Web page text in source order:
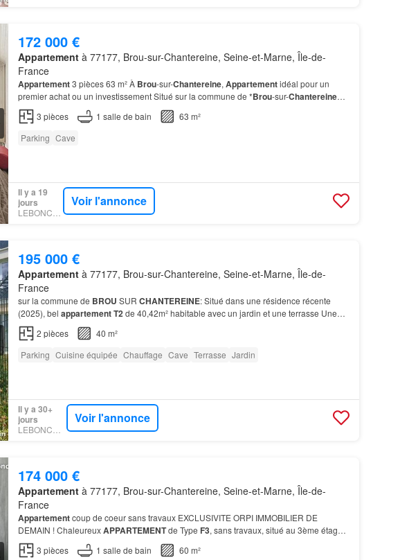
172 000 €
Appartementà 77177, Brou-sur-Chantereine, Seine-et-Marne, Île-de-
France
Appartement3 pièces 63 m² À Brou-sur-Chantereine, Appartementidéal pour un
premier achat ou un investissement Situé sur la commune de *Brou-sur-Chantereine
Vous bénéficierez également d'une cave et d'une place de
3 pièces 1 salle de bain
63 m²
Parking Cave
Il y a 19
jours
Voir l'annonce
195 000 €
Appartementà 77177, Brou-sur-Chantereine, Seine-et-Marne, Île-de-
France
sur la commune de BROU SUR CHANTEREINE: Situé dans une résidence récente
(2025), bel appartement T2de 40,42m² habitable avec un jardin et une terrasse Une
place de
parkingen sous-sol fait également partie de la prestation.…
2 pièces
40 m²
Parking Cuisine équipée Chauffage Cave Terrasse Jardin
Il y a 30+
jours
Voir l'annonce
174 000 €
Appartementà 77177, Brou-sur-Chantereine, Seine-et-Marne, Île-de-
France
Appartementcoup de coeur sans travaux EXCLUSIVITE ORPI IMMOBILIER DE
DEMAIN ! ChaleureuxAPPARTEMENTde Type F3, sans travaux, situé au 3ème étage
sur 4, comprenant une entrée avec placard, un séjour lumineux, une cuisine am…
3 pièces 1 salle de bain
60 m²